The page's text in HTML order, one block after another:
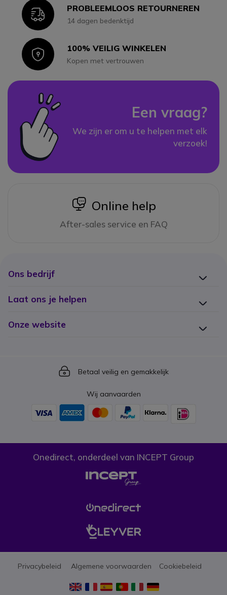
IconPROBLEEMLOOS RETOURNEREN
14 dagen bedenktijd
Icon100% VEILIG WINKELEN
Kopen met vertrouwen
Een vraag?
We zijn er om u te helpen met elk
verzoek!
icon
Online help
After-sales service en FAQ
Ons bedrijf
Laat ons je helpen
Onze website
Icon
Betaal veilig en gemakkelijk
Wij aanvaarden
Onedirect, onderdeel van INCEPT Group
Privacybeleid Algemene voorwaarden Cookiebeleid